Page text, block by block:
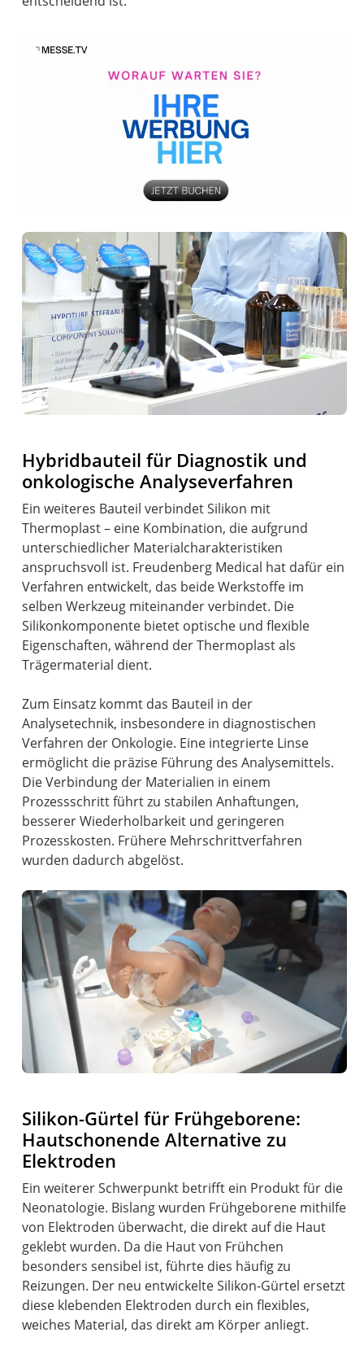
Hybridbauteil für Diagnostik und
onkologische Analyseverfahren
Ein weiteres Bauteil verbindet Silikon mit
Thermoplast – eine Kombination, die aufgrund
unterschiedlicher Materialcharakteristiken
anspruchsvoll ist. Freudenberg Medical hat dafür ein
Verfahren entwickelt, das beide Werkstoffe im
selben Werkzeug miteinander verbindet. Die
Silikonkomponente bietet optische und flexible
Eigenschaften, während der Thermoplast als
Trägermaterial dient.
Zum Einsatz kommt das Bauteil in der
Analysetechnik, insbesondere in diagnostischen
Verfahren der Onkologie. Eine integrierte Linse
ermöglicht die präzise Führung des Analysemittels.
Die Verbindung der Materialien in einem
Prozessschritt führt zu stabilen Anhaftungen,
besserer Wiederholbarkeit und geringeren
Prozesskosten. Frühere Mehrschrittverfahren
wurden dadurch abgelöst.
Silikon-Gürtel für Frühgeborene:
Hautschonende Alternative zu
Elektroden
Ein weiterer Schwerpunkt betrifft ein Produkt für die
Neonatologie. Bislang wurden Frühgeborene mithilfe
von Elektroden überwacht, die direkt auf die Haut
geklebt wurden. Da die Haut von Frühchen
besonders sensibel ist, führte dies häufig zu
Reizungen. Der neu entwickelte Silikon-Gürtel ersetzt
diese klebenden Elektroden durch ein flexibles,
weiches Material, das direkt am Körper anliegt.